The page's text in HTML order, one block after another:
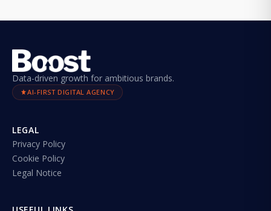
Data-driven growth for ambitious brands.
AI-FIRST DIGITAL AGENCY
LEGAL
Privacy Policy
Cookie Policy
Legal Notice